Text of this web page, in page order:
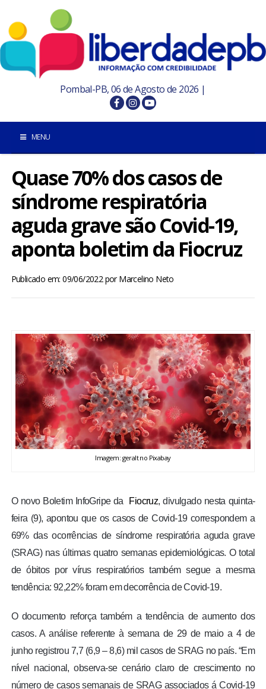
Pombal-PB, 06 de Agosto de 2026 |
MENU
INÍCIO
POMBAL E REGIÃO
PARAÍBA
ESPORTES
ENTRETENIMENTO
ENQUETE
TV LPB
Quase 70% dos casos de
síndrome respiratória
aguda grave são Covid-19,
aponta boletim da Fiocruz
Publicado em: 09/06/2022porMarcelino Neto
Imagem: geralt no Pixabay
O novo Boletim InfoGripe da Fiocruz,divulgado nesta quinta-
feira (9), apontou que os casos de Covid-19 correspondem a
69% das ocorrências de síndrome respiratória aguda grave
(SRAG) nas últimas quatro semanas epidemiológicas. O total
de óbitos por vírus respiratórios também segue a mesma
tendência: 92,22% foram em decorrência de Covid-19.
O documento reforça também a tendência de aumento dos
casos. A análise referente à semana de 29 de maio a 4 de
junho registrou 7,7 (6,9 – 8,6) mil casos de SRAG no país. “Em
nível nacional, observa-se cenário claro de crescimento no
número de casos semanais de SRAG associados á Covid-19